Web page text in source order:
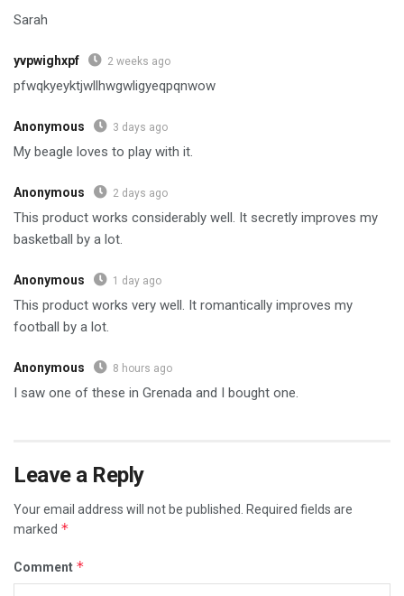
Sarah
yvpwighxpf 2 weeks ago
pfwqkyeyktjwllhwgwligyeqpqnwow
Anonymous 3 days ago
My beagle loves to play with it.
Anonymous 2 days ago
This product works considerably well. It secretly improves my
basketball by a lot.
Anonymous 1 day ago
This product works very well. It romantically improves my
football by a lot.
Anonymous 8 hours ago
I saw one of these in Grenada and I bought one.
Leave a Reply
Your email address will not be published.
Required fields are
marked *
Comment *